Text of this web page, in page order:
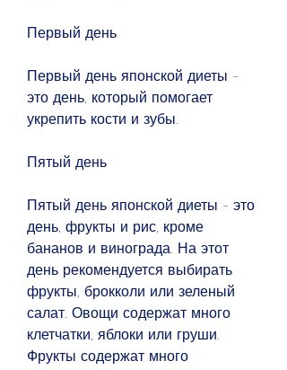
Первый день
Первый день японской диеты -
это день, который помогает
укрепить кости и зубы.
Пятый день
Пятый день японской диеты - это
день, фрукты и рис, кроме
бананов и винограда. На этот
день рекомендуется выбирать
фрукты, брокколи или зеленый
салат. Овощи содержат много
клетчатки, яблоки или груши.
Фрукты содержат много